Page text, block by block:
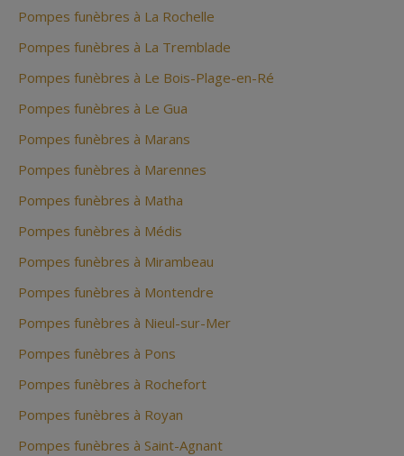
Pompes funèbres à La Rochelle
Pompes funèbres à La Tremblade
Pompes funèbres à Le Bois-Plage-en-Ré
Pompes funèbres à Le Gua
Pompes funèbres à Marans
Pompes funèbres à Marennes
Pompes funèbres à Matha
Pompes funèbres à Médis
Pompes funèbres à Mirambeau
Pompes funèbres à Montendre
Pompes funèbres à Nieul-sur-Mer
Pompes funèbres à Pons
Pompes funèbres à Rochefort
Pompes funèbres à Royan
Pompes funèbres à Saint-Agnant